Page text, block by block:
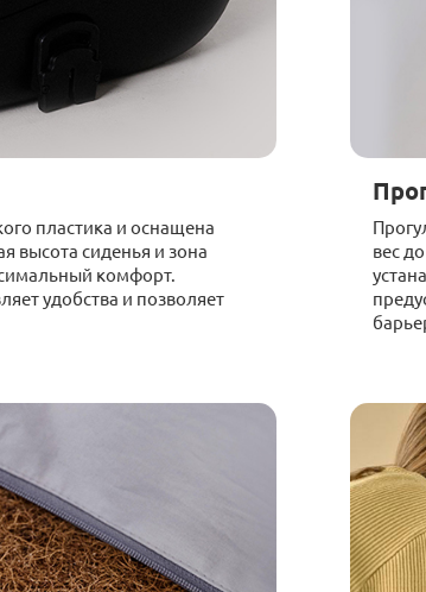
пластика и оснащена
высота сиденья и зона
комфорт.
удобства и позволяет
вес